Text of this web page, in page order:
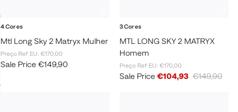
4 Cores
Mtl Long Sky 2 Matryx Mulher
Preço Ref EU: €170,00
Sale Price €149,90
3 Cores
MTL LONG SKY 2 MATRYX
Homem
Preço Ref EU: €170,00
Sale Price €104,93 €149,90